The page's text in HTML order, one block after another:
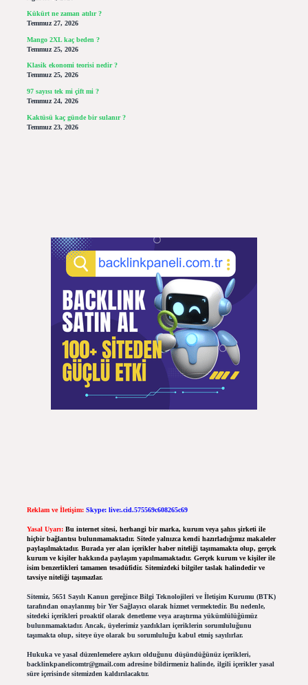
Kükürt ne zaman atılır ?
Temmuz 27, 2026
Mango 2XL kaç beden ?
Temmuz 25, 2026
Klasik ekonomi teorisi nedir ?
Temmuz 25, 2026
97 sayısı tek mi çift mi ?
Temmuz 24, 2026
Kaktüsü kaç günde bir sulanır ?
Temmuz 23, 2026
Reklam ve İletişim: Skype: live:.cid.575569c608265c69
Yasal Uyarı: Bu internet sitesi, herhangi bir marka, kurum veya şahıs şirketi ile
hiçbir bağlantısı bulunmamaktadır. Sitede yalnızca kendi hazırladığımız makaleler
paylaşılmaktadır. Burada yer alan içerikler haber niteliği taşımamakta olup, gerçek
kurum ve kişiler hakkında paylaşım yapılmamaktadır. Gerçek kurum ve kişiler ile
isim benzerlikleri tamamen tesadüfidir. Sitemizdeki bilgiler taslak halindedir ve
tavsiye niteliği taşımazlar.
Sitemiz, 5651 Sayılı Kanun gereğince Bilgi Teknolojileri ve İletişim Kurumu (BTK)
tarafından onaylanmış bir Yer Sağlayıcı olarak hizmet vermektedir. Bu nedenle,
sitedeki içerikleri proaktif olarak denetleme veya araştırma yükümlülüğümüz
bulunmamaktadır. Ancak, üyelerimiz yazdıkları içeriklerin sorumluluğunu
taşımakta olup, siteye üye olarak bu sorumluluğu kabul etmiş sayılırlar.
Hukuka ve yasal düzenlemelere aykırı olduğunu düşündüğünüz içerikleri,
backlinkpanelicomtr@gmail.comadresine bildirmeniz halinde, ilgili içerikler yasal
süre içerisinde sitemizden kaldırılacaktır.